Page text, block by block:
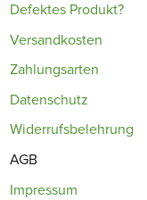
Defektes Produkt?
Versandkosten
Zahlungsarten
Datenschutz
Widerrufsbelehrung
AGB
Impressum